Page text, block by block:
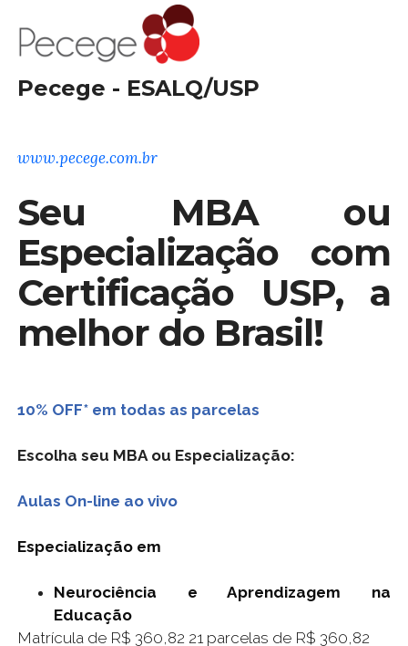
Pecege - ESALQ/USP
www.pecege.com.br
Seu MBA ou
Especialização com
Certificação USP, a
melhor do Brasil!
10% OFF* em todas as parcelas
Escolha seu MBA ou Especialização:
Aulas On-line ao vivo
Especialização em
Neurociência e Aprendizagem na
Educação
Matrícula de R$ 360,82 21 parcelas de R$ 360,82